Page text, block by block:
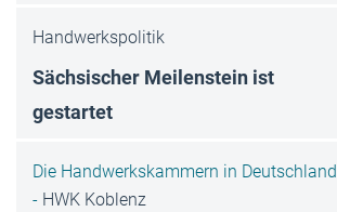
Handwerkspolitik
Sächsischer Meilenstein ist
gestartet
Die Handwerkskammern in Deutschland
- HWK Koblenz